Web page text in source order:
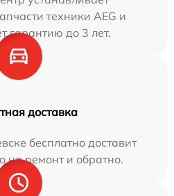
техники AEG и
гарантию до 3 лет.
доставка
бесплатно доставит
на ремонт и обратно.